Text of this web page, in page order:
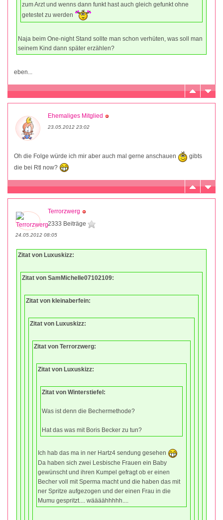
zum Arzt und wenns dann funkt hast auch gleich gefunkt ohne
getestet zu werden
Naja beim One-night Stand sollte man schon verhüten, was soll man
seinem Kind dann später erzählen?
eben...
Ehemaliges Mitglied
23.05.2012 23:02
Oh die Folge würde ich mir aber auch mal gerne anschauen
gibts
die bei Rtl now?
Terrorzwerg
2333 Beiträge
24.05.2012 08:05
Zitat von Luxuskizz:
Zitat von SamMichelle07102109:
Zitat von kleinaberfein:
Zitat von Luxuskizz:
Zitat von Terrorzwerg:
Zitat von Luxuskizz:
Zitat von Winterstiefel:
Was ist denn die Bechermethode?
Hat das was mit Boris Becker zu tun?
Ich hab das ma in ner Hartz4 sendung gesehen
Da haben sich zwei Lesbische Frauen ein Baby
gewünscht und ihren Kumpel gefragt ob er einen
Becher voll mit Sperma macht und die haben das mit
ner Spritze aufgezogen und der einen Frau in die
Mumu gespritzt.... wäääähhhhh....